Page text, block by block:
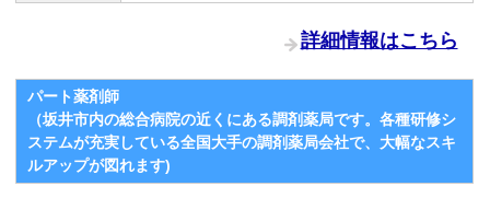
詳細情報はこちら
パート薬剤師
（坂井市内の総合病院の近くにある調剤薬局です。各種研修シ
ステムが充実している全国大手の調剤薬局会社で、大幅なスキ
ルアップが図れます)